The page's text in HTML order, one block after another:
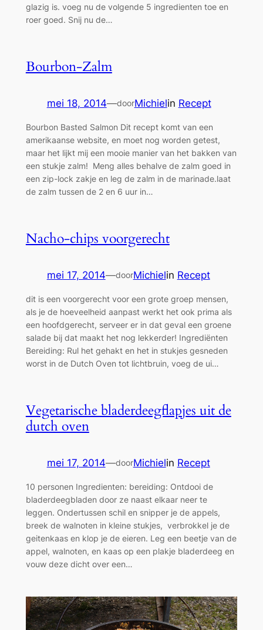
glazig is. voeg nu de volgende 5 ingredienten toe en
roer goed. Snij nu de…
Bourbon-Zalm
mei 18, 2014—doorMichielin Recept
Bourbon Basted Salmon Dit recept komt van een
amerikaanse website, en moet nog worden getest,
maar het lijkt mij een mooie manier van het bakken van
een stukje zalm! Meng alles behalve de zalm goed in
een zip-lock zakje en leg de zalm in de marinade.laat
de zalm tussen de 2 en 6 uur in…
Nacho-chips voorgerecht
mei 17, 2014—doorMichielin Recept
dit is een voorgerecht voor een grote groep mensen,
als je de hoeveelheid aanpast werkt het ook prima als
een hoofdgerecht, serveer er in dat geval een groene
salade bij dat maakt het nog lekkerder! Ingrediënten
Bereiding: Rul het gehakt en het in stukjes gesneden
worst in de Dutch Oven tot lichtbruin, voeg de ui…
Vegetarische bladerdeegflapjes uit de
dutch oven
mei 17, 2014—doorMichielin Recept
10 personen Ingredienten: bereiding: Ontdooi de
bladerdeegbladen door ze naast elkaar neer te
leggen. Ondertussen schil en snipper je de appels,
breek de walnoten in kleine stukjes, verbrokkel je de
geitenkaas en klop je de eieren. Leg een beetje van de
appel, walnoten, en kaas op een plakje bladerdeeg en
vouw deze dicht over een…